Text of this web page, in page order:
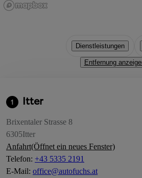
Dienstleistungen
Entfernung
1 Itter
Brixentaler Strasse 8
6305Itter
Anfahrt(Öffnet ein neues Fenster)
Telefon: +43 5335 2191
E-Mail: office@autofuchs.at